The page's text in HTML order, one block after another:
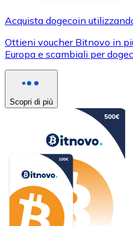
Acquista dogecoin
Ottieni voucher Bitnovo in
Europa e scambiali per
Scopri di più